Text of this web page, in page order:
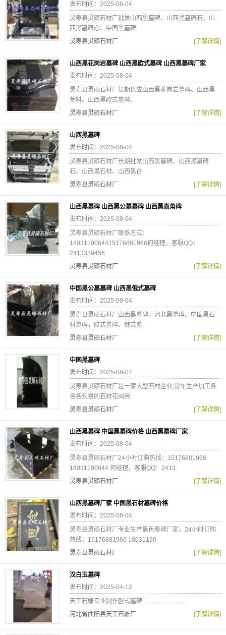
发布时间：2025-08-04
灵寿县灵硕石材厂批发山西黑墓碑、山西黑墓碑石、山
西黑墓碑心、中国黑墓碑
灵寿县灵硕石材厂
[了解详情]
山西黑花岗岩墓碑 山西黑欧式墓碑 山西黑墓碑厂家
发布时间：2025-08-04
灵寿县灵硕石材厂长期供应山西黑花岗岩墓碑、山西黑
荒料、山西黑欧式墓碑、
灵寿县灵硕石材厂
[了解详情]
山西黑墓碑
发布时间：2025-08-04
灵寿县灵硕石材厂长期批发山西黑墓碑、山西黑墓碑
石、山西黑石材、山西黑台
灵寿县灵硕石材厂
[了解详情]
山西黑墓碑 山西黑公墓墓碑 山西黑直角碑
发布时间：2025-08-04
灵寿县灵硕石材厂联系方式：
1803119064415176881966何经理。客服QQ：
2413339456
灵寿县灵硕石材厂
[了解详情]
中国黑公墓墓碑 山西黑俄式墓碑
发布时间：2025-08-04
灵寿县灵硕石材厂山西黑墓碑、河北黑墓碑、中国黑石
材墓碑，欧式墓碑、俄式墓
灵寿县灵硕石材厂
[了解详情]
中国黑墓碑
发布时间：2025-08-04
灵寿县灵硕石材厂是一家大型石材企业,常年生产加工各
色各规格的石材花岗岩.
灵寿县灵硕石材厂
[了解详情]
山西黑墓碑 中国黑墓碑价格 山西黑墓碑厂家
发布时间：2025-08-04
灵寿县灵硕石材厂24小时订购热线：15176881966
18031190644 何经理，客服QQ：2413
灵寿县灵硕石材厂
[了解详情]
山西黑墓碑厂家 中国黑石材墓碑价格
发布时间：2025-08-04
灵寿县灵硕石材厂专业生产黑色墓碑厂家，24小时订购
热线：15176881966 18031190
灵寿县灵硕石材厂
[了解详情]
汉白玉墓碑
发布时间：2025-04-12
天工石雕专业制作欧式墓碑.............................
河北省曲阳县天工石雕厂
[了解详情]